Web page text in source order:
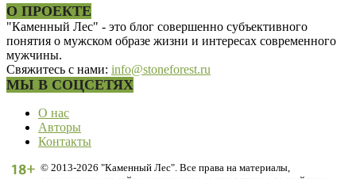
О ПРОЕКТЕ
"Каменный Лес" - это блог совершенно субъективного
понятия о мужском образе жизни и интересах современного
мужчины.
Свяжитесь с нами: info@stoneforest.ru
МЫ В СОЦСЕТЯХ
О нас
Авторы
Контакты
© 2013-2026 "Каменный Лес". Все права на материалы,